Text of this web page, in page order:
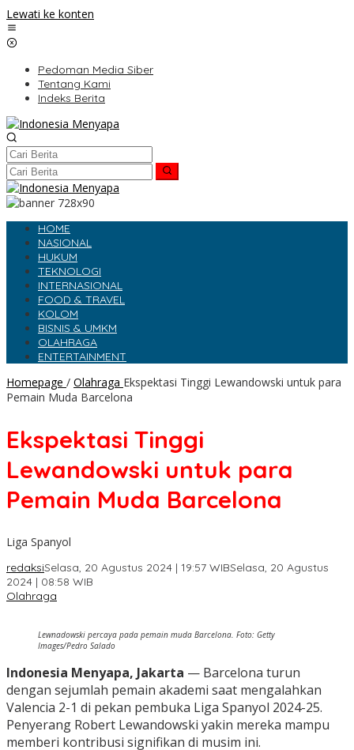
Lewati ke konten
Pedoman Media Siber
Tentang Kami
Indeks Berita
HOME
NASIONAL
HUKUM
TEKNOLOGI
INTERNASIONAL
FOOD & TRAVEL
KOLOM
BISNIS & UMKM
OLAHRAGA
ENTERTAINMENT
Homepage / Olahraga Ekspektasi Tinggi Lewandowski untuk para
Pemain Muda Barcelona
Ekspektasi Tinggi
Lewandowski untuk para
Pemain Muda Barcelona
Liga Spanyol
redaksiSelasa, 20 Agustus 2024 | 19:57 WIBSelasa, 20 Agustus
2024 | 08:58 WIB
Olahraga
Lewnadowski percaya pada pemain muda Barcelona. Foto: Getty
Images/Pedro Salado
Indonesia Menyapa, Jakarta — Barcelona turun
dengan sejumlah pemain akademi saat mengalahkan
Valencia 2-1 di pekan pembuka Liga Spanyol 2024-25.
Penyerang Robert Lewandowski yakin mereka mampu
memberi kontribusi signifikan di musim ini.